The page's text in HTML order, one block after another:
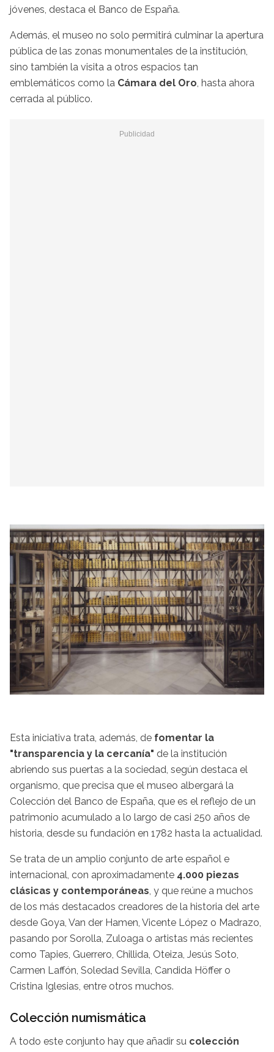
jóvenes, destaca el Banco de España.
Además, el museo no solo permitirá culminar la apertura
pública de las zonas monumentales de la institución,
sino también la visita a otros espacios tan
emblemáticos como la Cámara del Oro, hasta ahora
cerrada al público.
Esta iniciativa trata, además, de fomentar la
"transparencia y la cercanía" de la institución
abriendo sus puertas a la sociedad, según destaca el
organismo, que precisa que el museo albergará la
Colección del Banco de España, que es el reflejo de un
patrimonio acumulado a lo largo de casi 250 años de
historia, desde su fundación en 1782 hasta la actualidad.
Se trata de un amplio conjunto de arte español e
internacional, con aproximadamente 4.000 piezas
clásicas y contemporáneas, y que reúne a muchos
de los más destacados creadores de la historia del arte
desde Goya, Van der Hamen, Vicente López o Madrazo,
pasando por Sorolla, Zuloaga o artistas más recientes
como Tapies, Guerrero, Chillida, Oteiza, Jesús Soto,
Carmen Laffón, Soledad Sevilla, Candida Höffer o
Cristina Iglesias, entre otros muchos.
Colección numismática
A todo este conjunto hay que añadir su colección